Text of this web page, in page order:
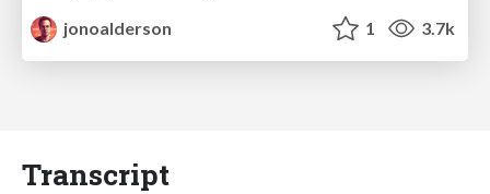
jonoalderson
1 3.7k
Transcript